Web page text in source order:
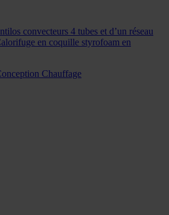
convecteurs 4 tubes et d’un réseau
en coquille styrofoam en
Chauffage